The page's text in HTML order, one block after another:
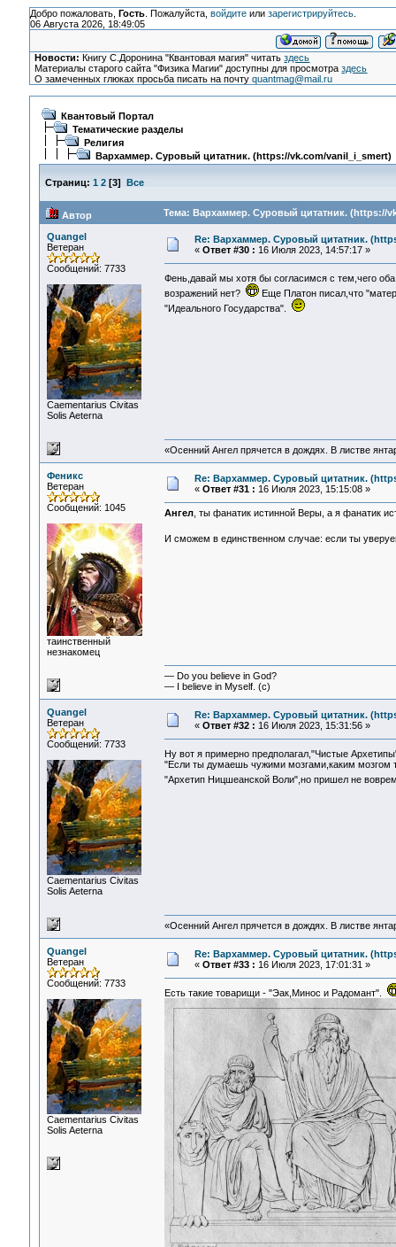
Добро пожаловать, Гость. Пожалуйста, войдитеили зарегистрируйтесь.
06 Августа 2026, 18:49:05
Новости: Книгу С.Доронина "Квантовая магия" читатьздесь
Материалы старого сайта "Физика Магии" доступны для просмотраздесь
О замеченных глюках просьба писать на почтуquantmag@mail.ru
Квантовый Портал
Тематические разделы
Религия
Вархаммер. Суровый цитатник. (https://vk.com/vanil_i_smert)
Страниц: 1 2[3] Все
Автор Тема: Вархаммер. Суровый цитатник. (https://
Quangel
Ветеран
Сообщений: 7733
Сaementarius Civitas
Solis Aeterna
Re: Вархаммер. Суровый цитатник.
« Ответ #30 : 16 Июля 2023, 14:57:17 »
Фень,давай мы хотя бы согласимся с тем,чего
возражений нет?
Еще Платон писал,что
"Идеального Государства".
«Осенний Ангел прячется в дождях. В листве
Феникс
Ветеран
Сообщений: 1045
таинственный
незнакомец
Re: Вархаммер. Суровый цитатник.
« Ответ #31 : 16 Июля 2023, 15:15:08 »
Ангел, ты фанатик истинной Веры, а я фанатик
И сможем в единственном случае: если ты
— Do you believe in God?
— I believe in Myself. (c)
Quangel
Ветеран
Сообщений: 7733
Сaementarius Civitas
Solis Aeterna
Re: Вархаммер. Суровый цитатник.
« Ответ #32 : 16 Июля 2023, 15:31:56 »
Ну вот я примерно предполагал,"Чистые
"Если ты думаешь чужими мозгами,каким мозгом
"Архетип Ницшеанской Воли",но пришел не
«Осенний Ангел прячется в дождях. В листве
Quangel
Ветеран
Сообщений: 7733
Сaementarius Civitas
Solis Aeterna
Re: Вархаммер. Суровый цитатник.
« Ответ #33 : 16 Июля 2023, 17:01:31 »
Есть такие товарищи - "Эак,Минос и Радомант".